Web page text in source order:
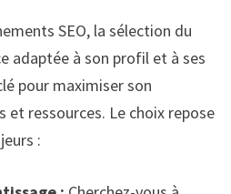
SEO, la sélection du
adaptée à son profil et à ses
pour maximiser son
et ressources. Le choix repose
: